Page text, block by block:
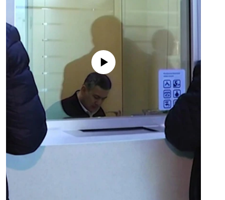
No media source currently available